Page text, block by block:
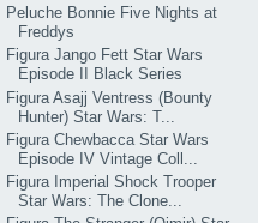
Peluche Bonnie Five Nights at
Freddys
Figura Jango Fett Star Wars
Episode II Black Series
Figura Asajj Ventress (Bounty
Hunter) Star Wars: T...
Figura Chewbacca Star Wars
Episode IV Vintage Coll...
Figura Imperial Shock Trooper
Star Wars: The Clone...